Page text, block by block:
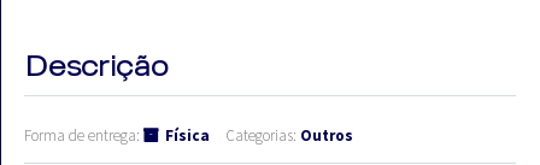
Descrição
Forma de entrega: Física Categorias: Outros